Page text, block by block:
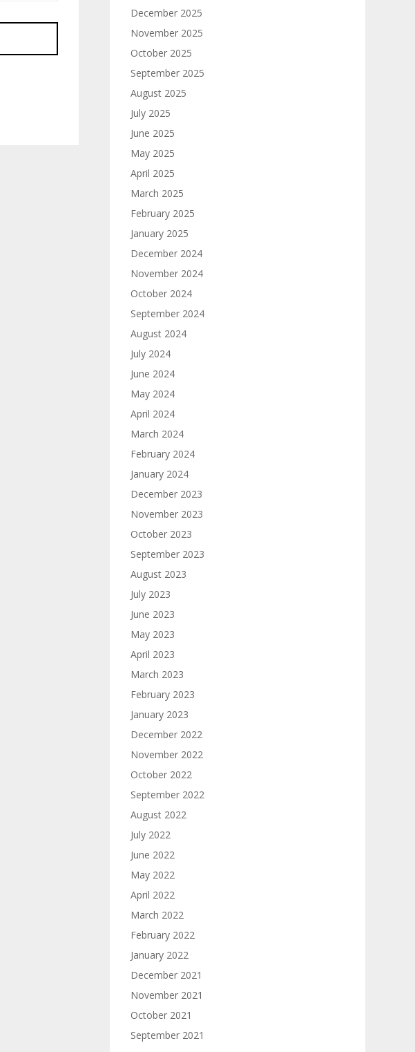
December 2025
November 2025
October 2025
September 2025
August 2025
July 2025
June 2025
May 2025
April 2025
March 2025
February 2025
January 2025
December 2024
November 2024
October 2024
September 2024
August 2024
July 2024
June 2024
May 2024
April 2024
March 2024
February 2024
January 2024
December 2023
November 2023
October 2023
September 2023
August 2023
July 2023
June 2023
May 2023
April 2023
March 2023
February 2023
January 2023
December 2022
November 2022
October 2022
September 2022
August 2022
July 2022
June 2022
May 2022
April 2022
March 2022
February 2022
January 2022
December 2021
November 2021
October 2021
September 2021